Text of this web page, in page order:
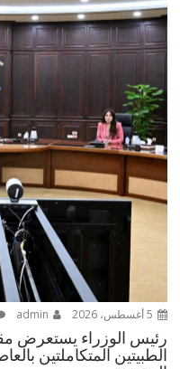
رئيس الوزراء يستعرض
الطبيتين المتكاملتين